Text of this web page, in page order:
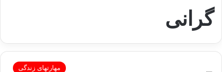
گرانی
مهارتهای زندگی